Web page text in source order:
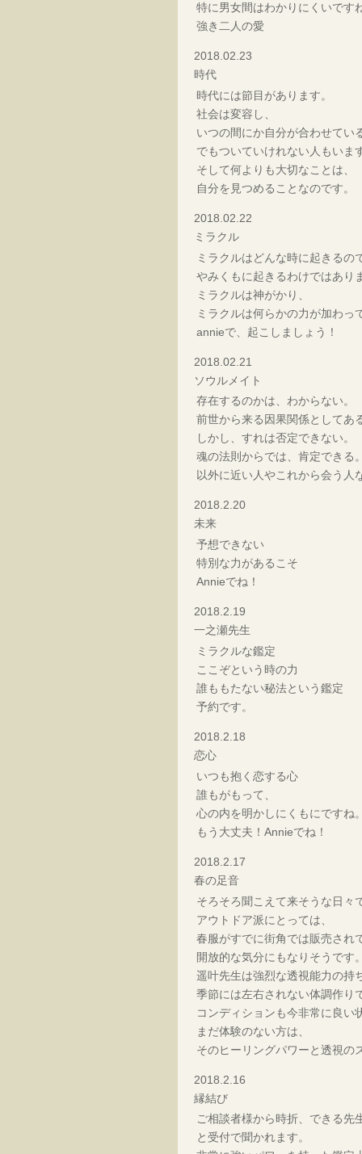
特に男女間はわかりにくいです
強き二人の愛
2018.02.23
時代
時代には節目があります。
社会は変容し、
いつの間にか自分が合わせてい
でもついていけれない人もいま
そして何よりも大切なことは、
自分を見つめることなのです。
2018.02.22
ミラクル
ミラクルはどんな時に起きるの
やみくもに起きるわけではあり
ミラクルは神がかり、
ミラクルは何らかの力が加わっ
annieで、起こしましょう！
2018.02.21
ソウルメイト
存在するのかは、わからない。
前世から来る因果関係としてあ
しかし、すれは否定できない。
魂の法則からでは、肯定できる
以外に近い人やこれから会う人
2018.2.20
未来
予想できない
特別な力があるこそ
Annieでね！
2018.2.19
一之瀬先生
ミラクルな鑑定
ここぞという時の力
誰ももたない秘法という鑑定
予約です。
2018.2.18
恋心
いつも抱く恋する心
誰もがもって、
心の内を明かしにくもにですね
もう大丈夫！Annieでね！
2018.2.17
春の足音
そろそろ聞こえて来そうな日々
アウトドア派にとっては、
春服がすでに街角では販売され
開放的な気分にもなりそうです
遥叶先生は強烈な透視能力の持
季節には左右されない体調作り
コンディションも今非常に良い
まだ体験のない方は、
そのヒーリングパワーと透視の
2018.2.16
縁結び
ご相談者様から時折、できる先
と受付で聞かれます。